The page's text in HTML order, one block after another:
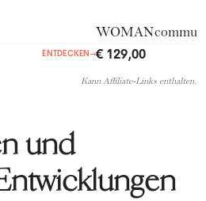
ENTDECKEN →€ 129,00
Kann Affiliate-Links enthalten.
und